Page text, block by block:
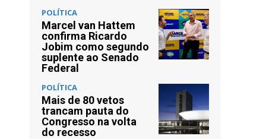
POLÍTICA
Marcel van Hattem
confirma Ricardo
Jobim como segundo
suplente ao Senado
Federal
POLÍTICA
Mais de 80 vetos
trancam pauta do
Congresso na volta
do recesso